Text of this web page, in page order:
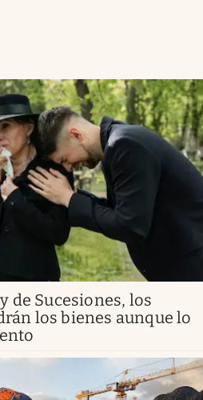
de Sucesiones, los
los bienes aunque lo